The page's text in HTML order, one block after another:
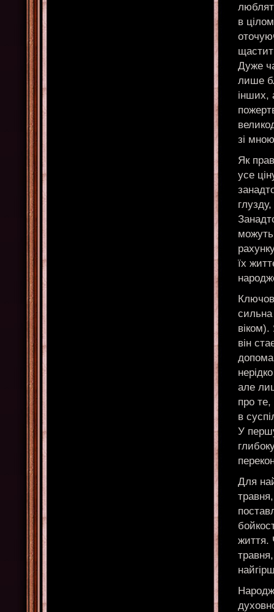
в
Дуже
лише
інших,
зі
Як
усе
можуть
їх
сильна
він
але
про
в
У
Для
життя.